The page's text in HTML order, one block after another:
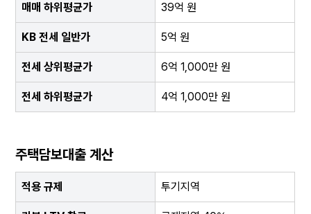
매매 하위평균가 39억 원
KB 전세 일반가 5억 원
전세 상위평균가 6억 1,000만 원
전세 하위평균가 4억 1,000만 원
주택담보대출 계산
적용 규제 투기지역